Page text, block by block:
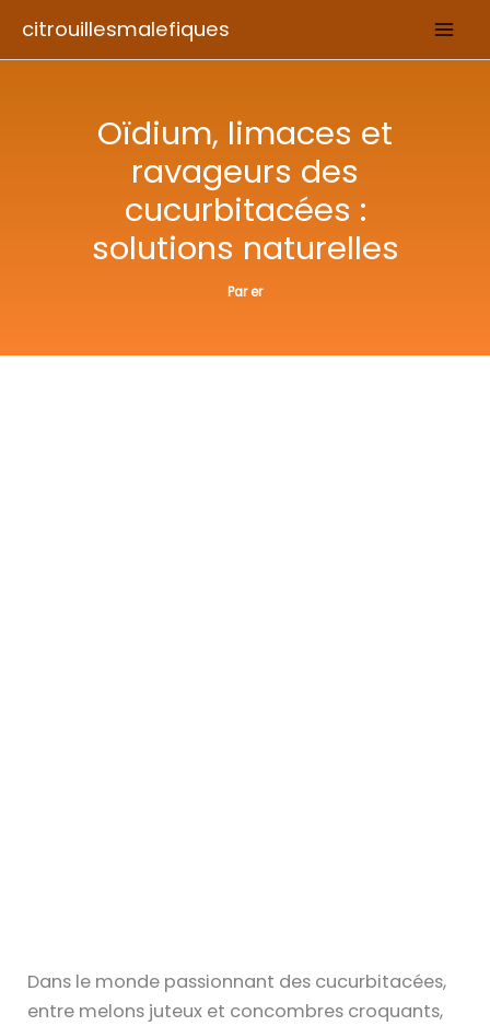
citrouillesmalefiques
Oïdium, limaces et
ravageurs des
cucurbitacées :
solutions naturelles
Parer
Dans le monde passionnant des cucurbitacées,
entre melons juteux et concombres croquants,